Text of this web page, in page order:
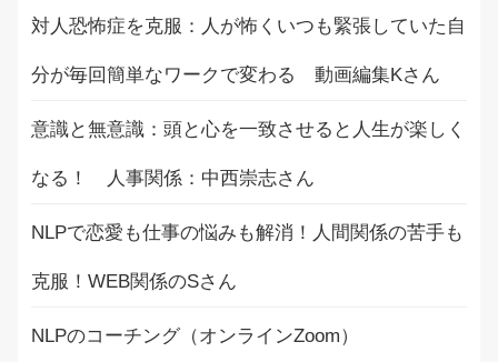
対人恐怖症を克服：人が怖くいつも緊張していた自
分が毎回簡単なワークで変わる 動画編集Kさん
意識と無意識：頭と心を一致させると人生が楽しく
なる！ 人事関係：中西崇志さん
NLPで恋愛も仕事の悩みも解消！人間関係の苦手も
克服！WEB関係のSさん
NLPのコーチング（オンラインZoom）